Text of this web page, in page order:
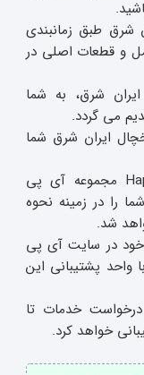
شرق طبق زمانبندی
و قطعات اصلی در
شرق، به شما
می گردد.
ایران شرق شما
در نهایت واحد پشتیبانی Happy Call مجموعه آی پی
را در زمینه نحوه
شد.
خود در سایت آی پی
آنلاین با واحد پشتیبانی این
خدمات تا
خواهد کرد.